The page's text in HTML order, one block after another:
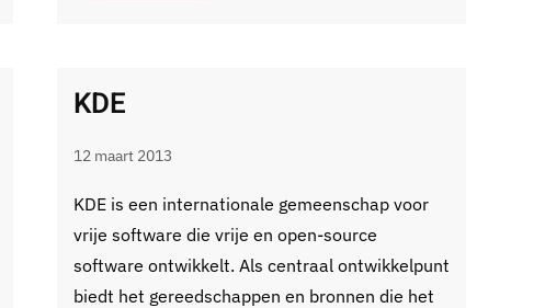
KDE
12 maart 2013
KDE is een internationale gemeenschap voor
vrije software die vrije en open-source
software ontwikkelt. Als centraal ontwikkelpunt
biedt het gereedschappen en bronnen die het